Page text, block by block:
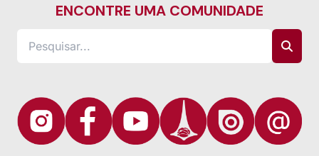
ENCONTRE UMA COMUNIDADE